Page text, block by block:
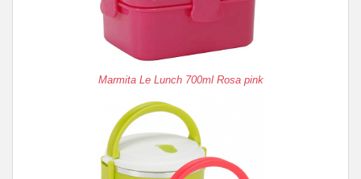
Marmita Le Lunch 700ml Rosa pink